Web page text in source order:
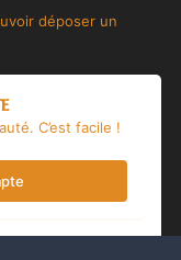
déposer un
C’est facile !